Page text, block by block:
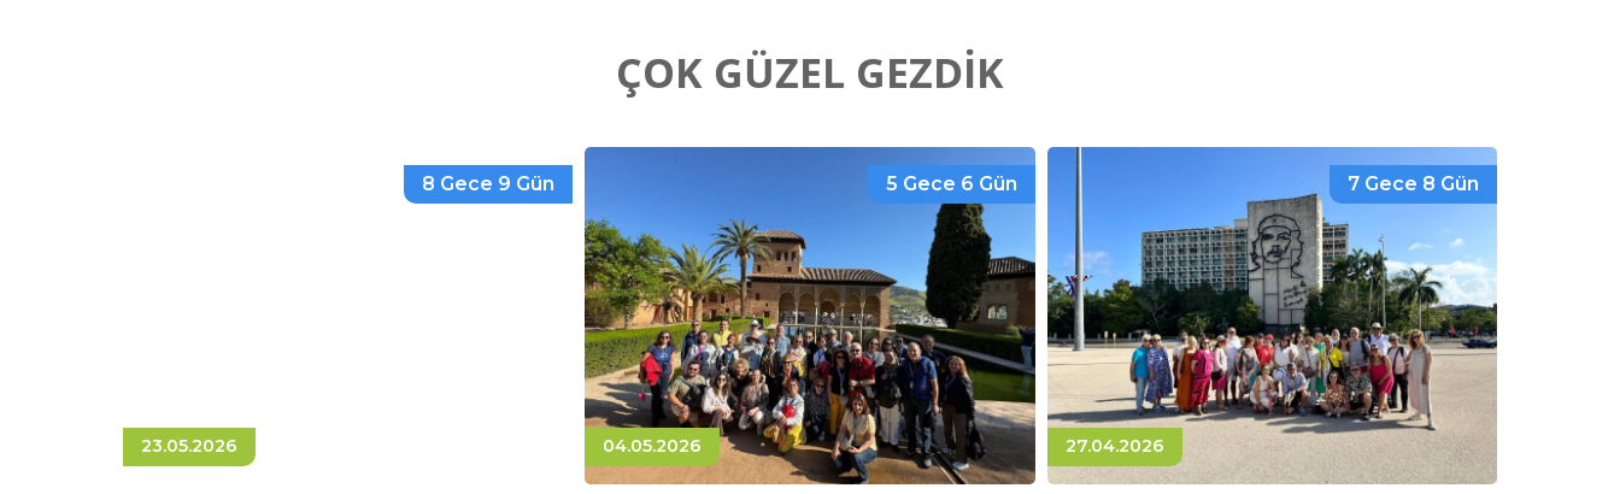
ÇOK GÜZEL GEZDİK
8 Gece 9 Gün
23.05.2026
5 Gece 6 Gün
04.05.2026
7 Gece 8 Gün
27.04.2026